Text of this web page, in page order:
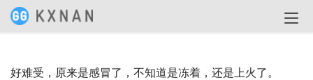
好难受，原来是感冒了，不知道是冻着，还是上火了。